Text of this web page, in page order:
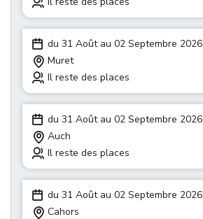
du 31 Août au 02 Septembre 2026
Muret
Il reste des places
du 31 Août au 02 Septembre 2026
Auch
Il reste des places
du 31 Août au 02 Septembre 2026
Cahors